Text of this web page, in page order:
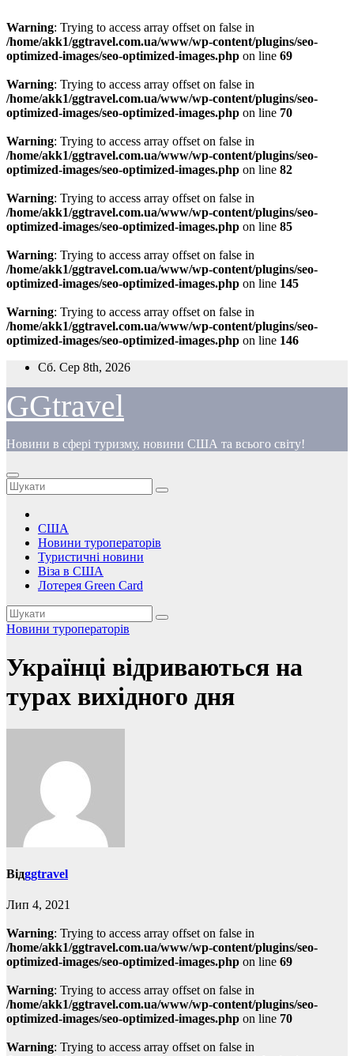
Warning: Trying to access array offset on false in
/home/akk1/ggtravel.com.ua/www/wp-content/plugins/seo-
optimized-images/seo-optimized-images.php on line 69
Warning: Trying to access array offset on false in
/home/akk1/ggtravel.com.ua/www/wp-content/plugins/seo-
optimized-images/seo-optimized-images.php on line 70
Warning: Trying to access array offset on false in
/home/akk1/ggtravel.com.ua/www/wp-content/plugins/seo-
optimized-images/seo-optimized-images.php on line 82
Warning: Trying to access array offset on false in
/home/akk1/ggtravel.com.ua/www/wp-content/plugins/seo-
optimized-images/seo-optimized-images.php on line 85
Warning: Trying to access array offset on false in
/home/akk1/ggtravel.com.ua/www/wp-content/plugins/seo-
optimized-images/seo-optimized-images.php on line 145
Warning: Trying to access array offset on false in
/home/akk1/ggtravel.com.ua/www/wp-content/plugins/seo-
optimized-images/seo-optimized-images.php on line 146
Перейти
вмісту
Сб. Сер 8th, 2026
GGtravel
Новини в сфері туризму, новини США та всього світу!
США
Новини туроператорів
Туристичні новини
Віза в США
Лотерея Green Card
Новини туроператорів
Українці відриваються на
турах вихідного дня
Відggtravel
Лип 4, 2021
Warning: Trying to access array offset on false in
/home/akk1/ggtravel.com.ua/www/wp-content/plugins/seo-
optimized-images/seo-optimized-images.php on line 69
Warning: Trying to access array offset on false in
/home/akk1/ggtravel.com.ua/www/wp-content/plugins/seo-
optimized-images/seo-optimized-images.php on line 70
Warning: Trying to access array offset on false in